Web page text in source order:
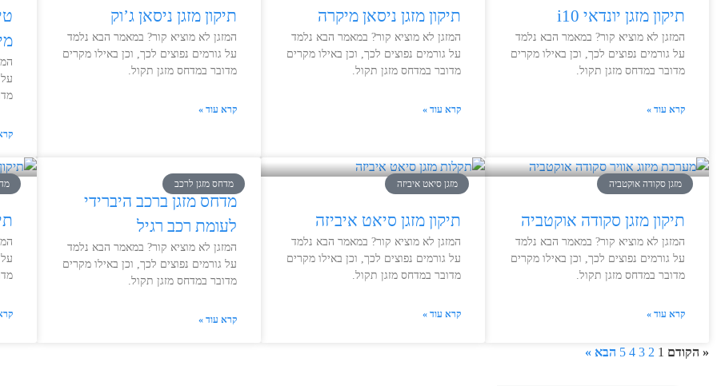
תיקון מזגן יונדאי i10
המזגן לא מוציא קור? במאמר הבא נלמד
על גורמים נפוצים לכך, וכן באילו מקרים
מדובר במדחס מזגן תקול.
קרא עוד »
תיקון מזגן ניסאן מיקרה
המזגן לא מוציא קור? במאמר הבא נלמד
על גורמים נפוצים לכך, וכן באילו מקרים
מדובר במדחס מזגן תקול.
קרא עוד »
תיקון מזגן ניסאן ג’וק
המזגן לא מוציא קור? במאמר הבא נלמד
על גורמים נפוצים לכך, וכן באילו מקרים
מדובר במדחס מזגן תקול.
קרא עוד »
מזגן סקודה אוקטביה
תיקון מזגן סקודה אוקטביה
המזגן לא מוציא קור? במאמר הבא נלמד
על גורמים נפוצים לכך, וכן באילו מקרים
מדובר במדחס מזגן תקול.
קרא עוד »
מזגן סיאט איביזה
תיקון מזגן סיאט איביזה
המזגן לא מוציא קור? במאמר הבא נלמד
על גורמים נפוצים לכך, וכן באילו מקרים
מדובר במדחס מזגן תקול.
קרא עוד »
מדחס מזגן לרכב
מדחס מזגן ברכב היברידי
לעומת רכב רגיל
המזגן לא מוציא קור? במאמר הבא נלמד
על גורמים נפוצים לכך, וכן באילו מקרים
מדובר במדחס מזגן תקול.
קרא עוד »
« הקודם 1
2
3
4
5 הבא »